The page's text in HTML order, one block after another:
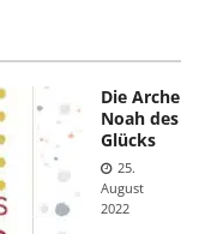
Die Arche
Noah des
Glücks
25.
August
2022